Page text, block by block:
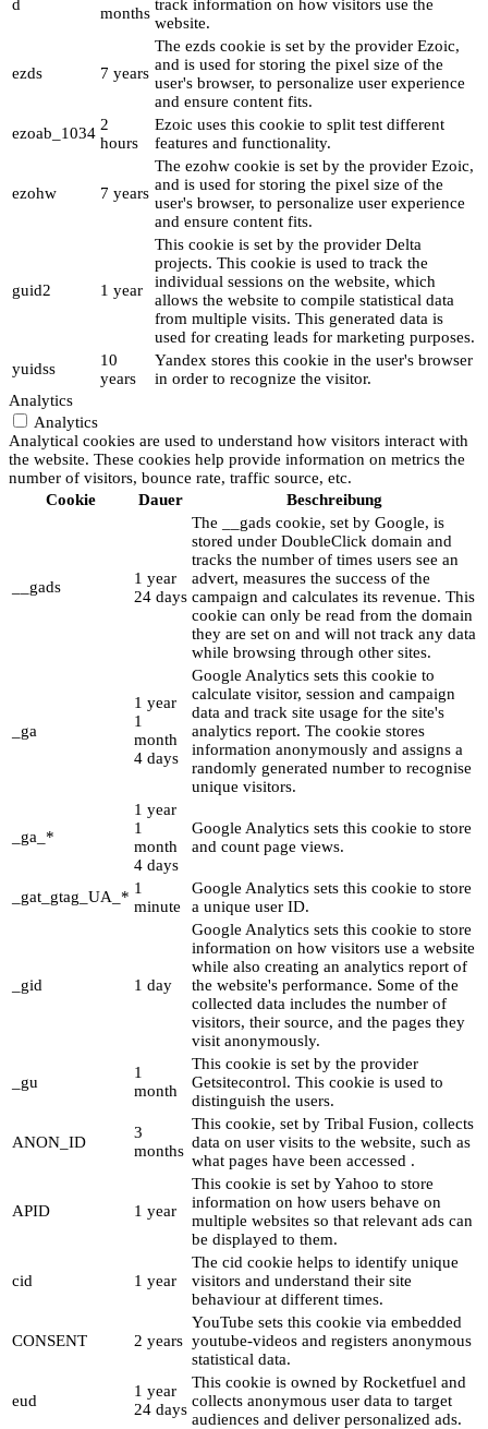
d
months track information on how visitors use the
website.
ezds 7 years
The ezds cookie is set by the provider Ezoic,
and is used for storing the pixel size of the
user's browser, to personalize user experience
and ensure content fits.
ezoab_1034 2
hours
Ezoic uses this cookie to split test different
features and functionality.
ezohw 7 years
The ezohw cookie is set by the provider Ezoic,
and is used for storing the pixel size of the
user's browser, to personalize user experience
and ensure content fits.
guid2 1 year
This cookie is set by the provider Delta
projects. This cookie is used to track the
individual sessions on the website, which
allows the website to compile statistical data
from multiple visits. This generated data is
used for creating leads for marketing purposes.
yuidss
10
years
Yandex stores this cookie in the user's browser
in order to recognize the visitor.
Analytics
Analytics
Analytical cookies are used to understand how visitors interact with
the website. These cookies help provide information on metrics the
number of visitors, bounce rate, traffic source, etc.
Cookie
Dauer Beschreibung
__gads
1 year
24 days
The __gads cookie, set by Google, is
stored under DoubleClick domain and
tracks the number of times users see an
advert, measures the success of the
campaign and calculates its revenue. This
cookie can only be read from the domain
they are set on and will not track any data
while browsing through other sites.
_ga
1 year
1
month
4 days
Google Analytics sets this cookie to
calculate visitor, session and campaign
data and track site usage for the site's
analytics report. The cookie stores
information anonymously and assigns a
randomly generated number to recognise
unique visitors.
_ga_*
1 year
1
month
4 days
Google Analytics sets this cookie to store
and count page views.
_gat_gtag_UA_* 1
minute
Google Analytics sets this cookie to store
a unique user ID.
_gid 1 day
Google Analytics sets this cookie to store
information on how visitors use a website
while also creating an analytics report of
the website's performance. Some of the
collected data includes the number of
visitors, their source, and the pages they
visit anonymously.
_gu
1
month
This cookie is set by the provider
Getsitecontrol. This cookie is used to
distinguish the users.
ANON_ID
3
months
This cookie, set by Tribal Fusion, collects
data on user visits to the website, such as
what pages have been accessed .
APID 1 year
This cookie is set by Yahoo to store
information on how users behave on
multiple websites so that relevant ads can
be displayed to them.
cid 1 year
The cid cookie helps to identify unique
visitors and understand their site
behaviour at different times.
CONSENT 2 years
YouTube sets this cookie via embedded
youtube-videos and registers anonymous
statistical data.
eud
1 year
24 days
This cookie is owned by Rocketfuel and
collects anonymous user data to target
audiences and deliver personalized ads.